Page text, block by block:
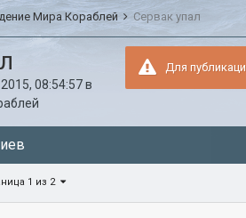
Мира Кораблей Сервак упал
Для
08:54:57в
1 из 2